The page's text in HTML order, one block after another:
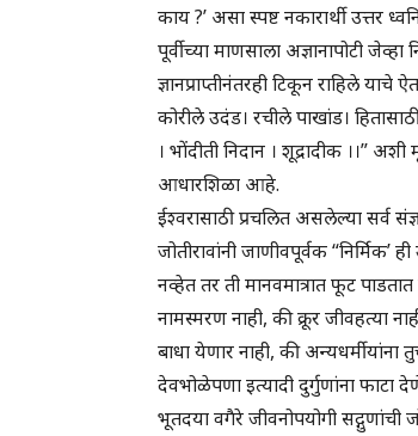
काय ?’ असा स्पष्ट नकारार्थी उत्तर
पूर्वीच्या माणसाला अज्ञानापोटी
ज्ञानप्राप्तीनंतरही टिकून राहिले
कोरीले उदंड। रचीले पाखांड।
। भोंदीती निदान । शूद्रादीक ।।”
आधारशिळा आहे.
ईश्वरासाठी प्रचलित असलेल्या सर्व
जोतीरावांनी जाणीवपूर्वक
नव्हेत तर ती मानवमात्रात फूट
नामस्मरण नाही, की क्रूर जीवहत्या
बाधा येणार नाही, की अन्यधर्मीयांना
देवभोळेपणा इत्यादी दुर्गुणांना फाटा
भूतदया वगैरे जीवनोपयोगी सद्गुणांची